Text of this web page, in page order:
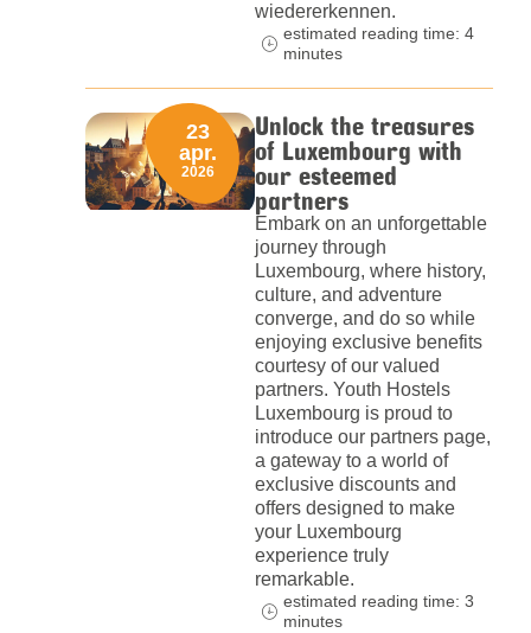
wiedererkennen.
estimated reading time: 4
minutes
Unlock the treasures
of Luxembourg with
our esteemed
partners
Embark on an unforgettable
journey through
Luxembourg, where history,
culture, and adventure
converge, and do so while
enjoying exclusive benefits
courtesy of our valued
partners. Youth Hostels
Luxembourg is proud to
introduce our partners page,
a gateway to a world of
exclusive discounts and
offers designed to make
your Luxembourg
experience truly
remarkable.
23
apr.
2026
estimated reading time: 3
minutes